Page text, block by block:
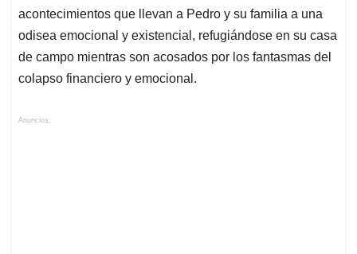
acontecimientos que llevan a Pedro y su familia a una
odisea emocional y existencial, refugiándose en su casa
de campo mientras son acosados por los fantasmas del
colapso financiero y emocional.
Anuncios.